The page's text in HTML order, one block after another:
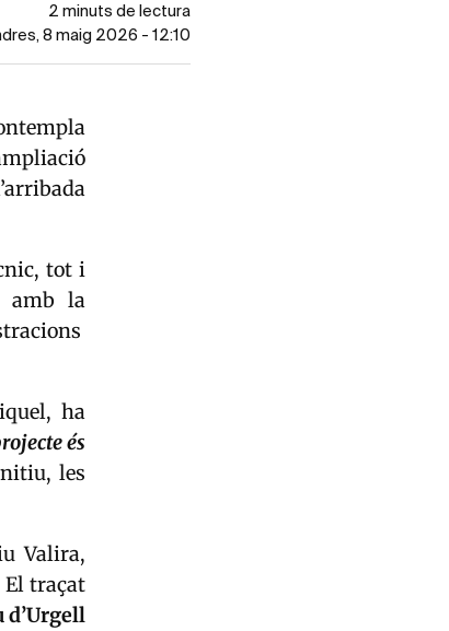
2 minuts de lectura
8 maig 2026 - 12:10
tot i
amb la
, ha
és
les
Valira,
traçat
d’Urgell